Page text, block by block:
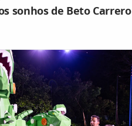
sonhos de Beto Carrero